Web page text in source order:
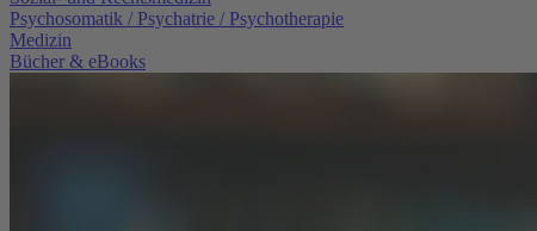
Psychosomatik / Psychatrie / Psychotherapie
Medizin
Bücher & eBooks